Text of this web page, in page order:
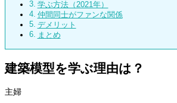
学ぶ方法（2021年）
仲間同士がファンな関係
デメリット
まとめ
建築模型を学ぶ理由は？